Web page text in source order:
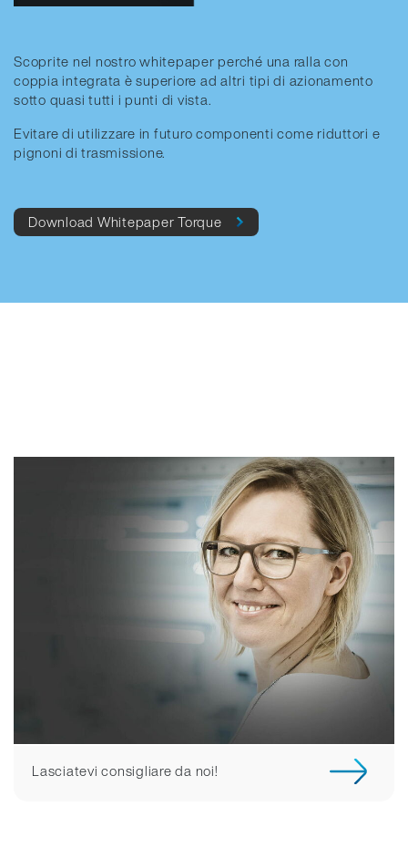
Scoprite nel nostro whitepaper perché una ralla con
coppia integrata è superiore ad altri tipi di azionamento
sotto quasi tutti i punti di vista.
Evitare di utilizzare in futuro componenti come riduttori e
pignoni di trasmissione.
Download Whitepaper Torque
Lasciatevi consigliare da noi!